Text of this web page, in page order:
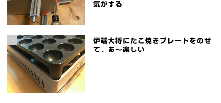
気がする
17
炉端大将にたこ焼きプレートをのせ
て、あ～楽しい